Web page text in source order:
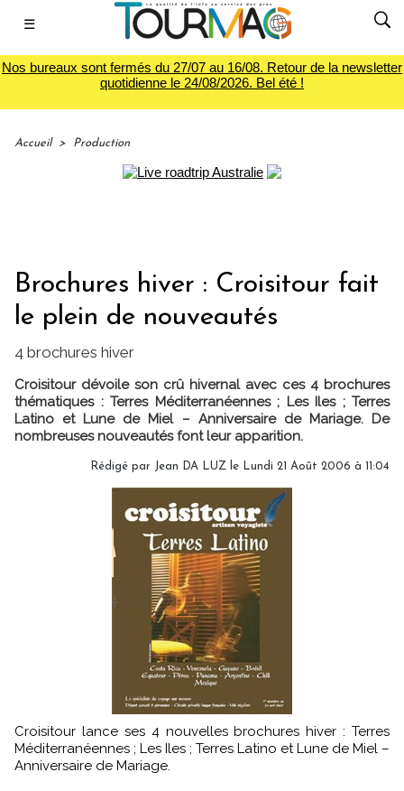
☰
Nos bureaux sont fermés du 27/07 au 16/08. Retour de la newsletter
quotidienne le 24/08/2026. Bel été !
Accueil > Production
Brochures hiver : Croisitour fait
le plein de nouveautés
4 brochures hiver
Croisitour dévoile son crû hivernal avec ces 4 brochures
thématiques : Terres Méditerranéennes ; Les Iles ; Terres
Latino et Lune de Miel – Anniversaire de Mariage. De
nombreuses nouveautés font leur apparition.
Rédigé par Jean DA LUZ le Lundi 21 Août 2006 à 11:04
Croisitour lance ses 4 nouvelles brochures hiver : Terres
Méditerranéennes ; Les Iles ; Terres Latino et Lune de Miel –
Anniversaire de Mariage.